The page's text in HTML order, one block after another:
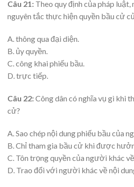
Câu 21: Theo quy định của pháp
nguyên tắc thực hiện quyền bầu cử
A. thông qua đại diện.
B. ủy quyền.
C. công khai phiếu bầu.
D. trực tiếp.
Câu 22:Công dân có nghĩa vụ gì khi
cử?
A. Sao chép nội dung phiếu bầu của
B. Chỉ tham gia bầu cử khi được
C. Tôn trọng quyền của người khác
D. Trao đổi với người khác về nội